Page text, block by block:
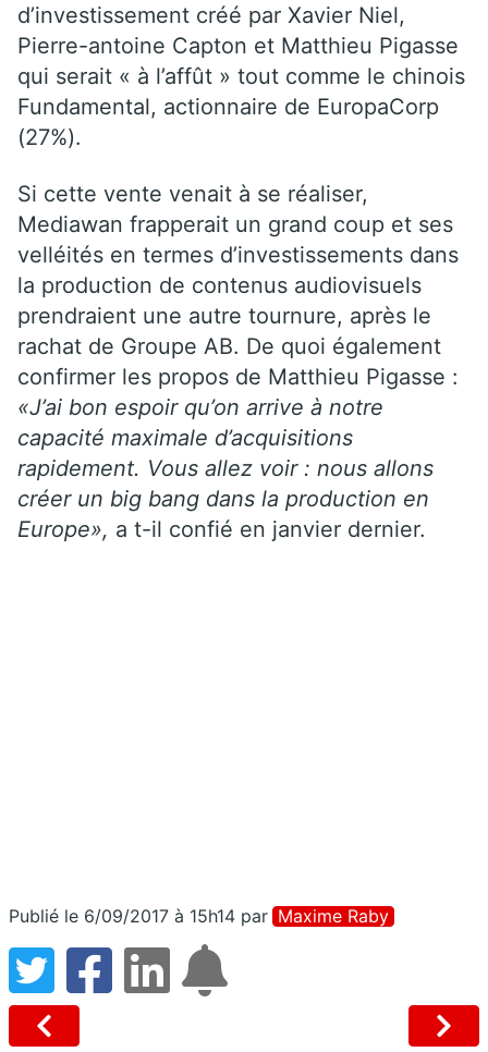
d’investissement créé par Xavier Niel,
Pierre-antoine Capton et Matthieu Pigasse
qui serait « à l’affût » tout comme le chinois
Fundamental, actionnaire de EuropaCorp
(27%).
Si cette vente venait à se réaliser,
Mediawan frapperait un grand coup et ses
velléités en termes d’investissements dans
la production de contenus audiovisuels
prendraient une autre tournure, après le
rachat de Groupe AB. De quoi également
confirmer les propos de Matthieu Pigasse :
«J’ai bon espoir qu’on arrive à notre
capacité maximale d’acquisitions
rapidement. Vous allez voir : nous allons
créer un big bang dans la production en
Europe», a t-il confié en janvier dernier.
Publié le 6/09/2017 à 15h14 par Maxime Raby